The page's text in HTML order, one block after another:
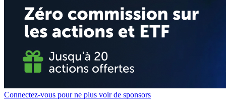
Connectez-vous pour ne plus voir de sponsors